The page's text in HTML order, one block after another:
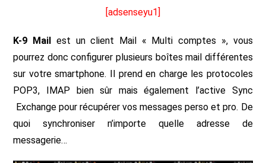
[adsenseyu1]
K-9 Mail est un client Mail « Multi comptes », vous
pourrez donc configurer plusieurs boîtes mail différentes
sur votre smartphone. Il prend en charge les protocoles
POP3, IMAP bien sûr mais également l’active Sync
Exchange pour récupérer vos messages perso et pro. De
quoi synchroniser n’importe quelle adresse de
messagerie…